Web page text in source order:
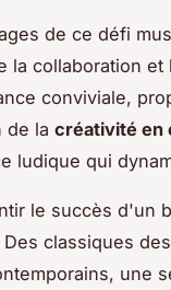
de ce défi
la collaboration
conviviale,
de la créativité en
ludique qui
le succès d'un
classiques
une